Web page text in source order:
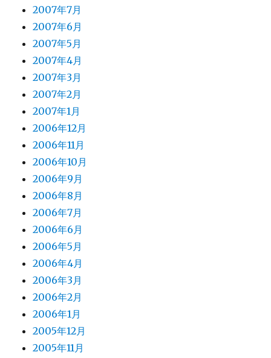
2007年7月
2007年6月
2007年5月
2007年4月
2007年3月
2007年2月
2007年1月
2006年12月
2006年11月
2006年10月
2006年9月
2006年8月
2006年7月
2006年6月
2006年5月
2006年4月
2006年3月
2006年2月
2006年1月
2005年12月
2005年11月